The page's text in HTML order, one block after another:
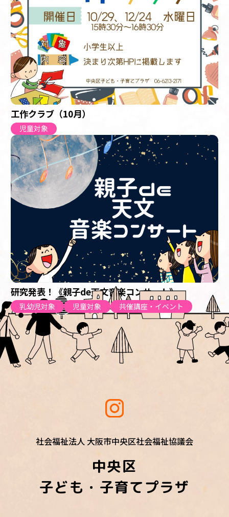
工作クラブ（10月）
児童対象
研究発表！《親子de天文音楽コンサート》
乳幼児対象 児童対象 共催講座・イベント
社会福祉法人 大阪市中央区社会福祉協議会
中央区
子ども・子育てプラザ